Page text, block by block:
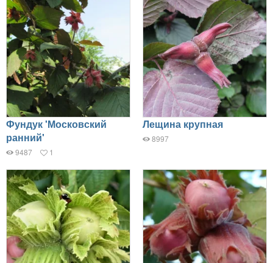
Фундук 'Московский
ранний'
9487 1
Лещина крупная
8997